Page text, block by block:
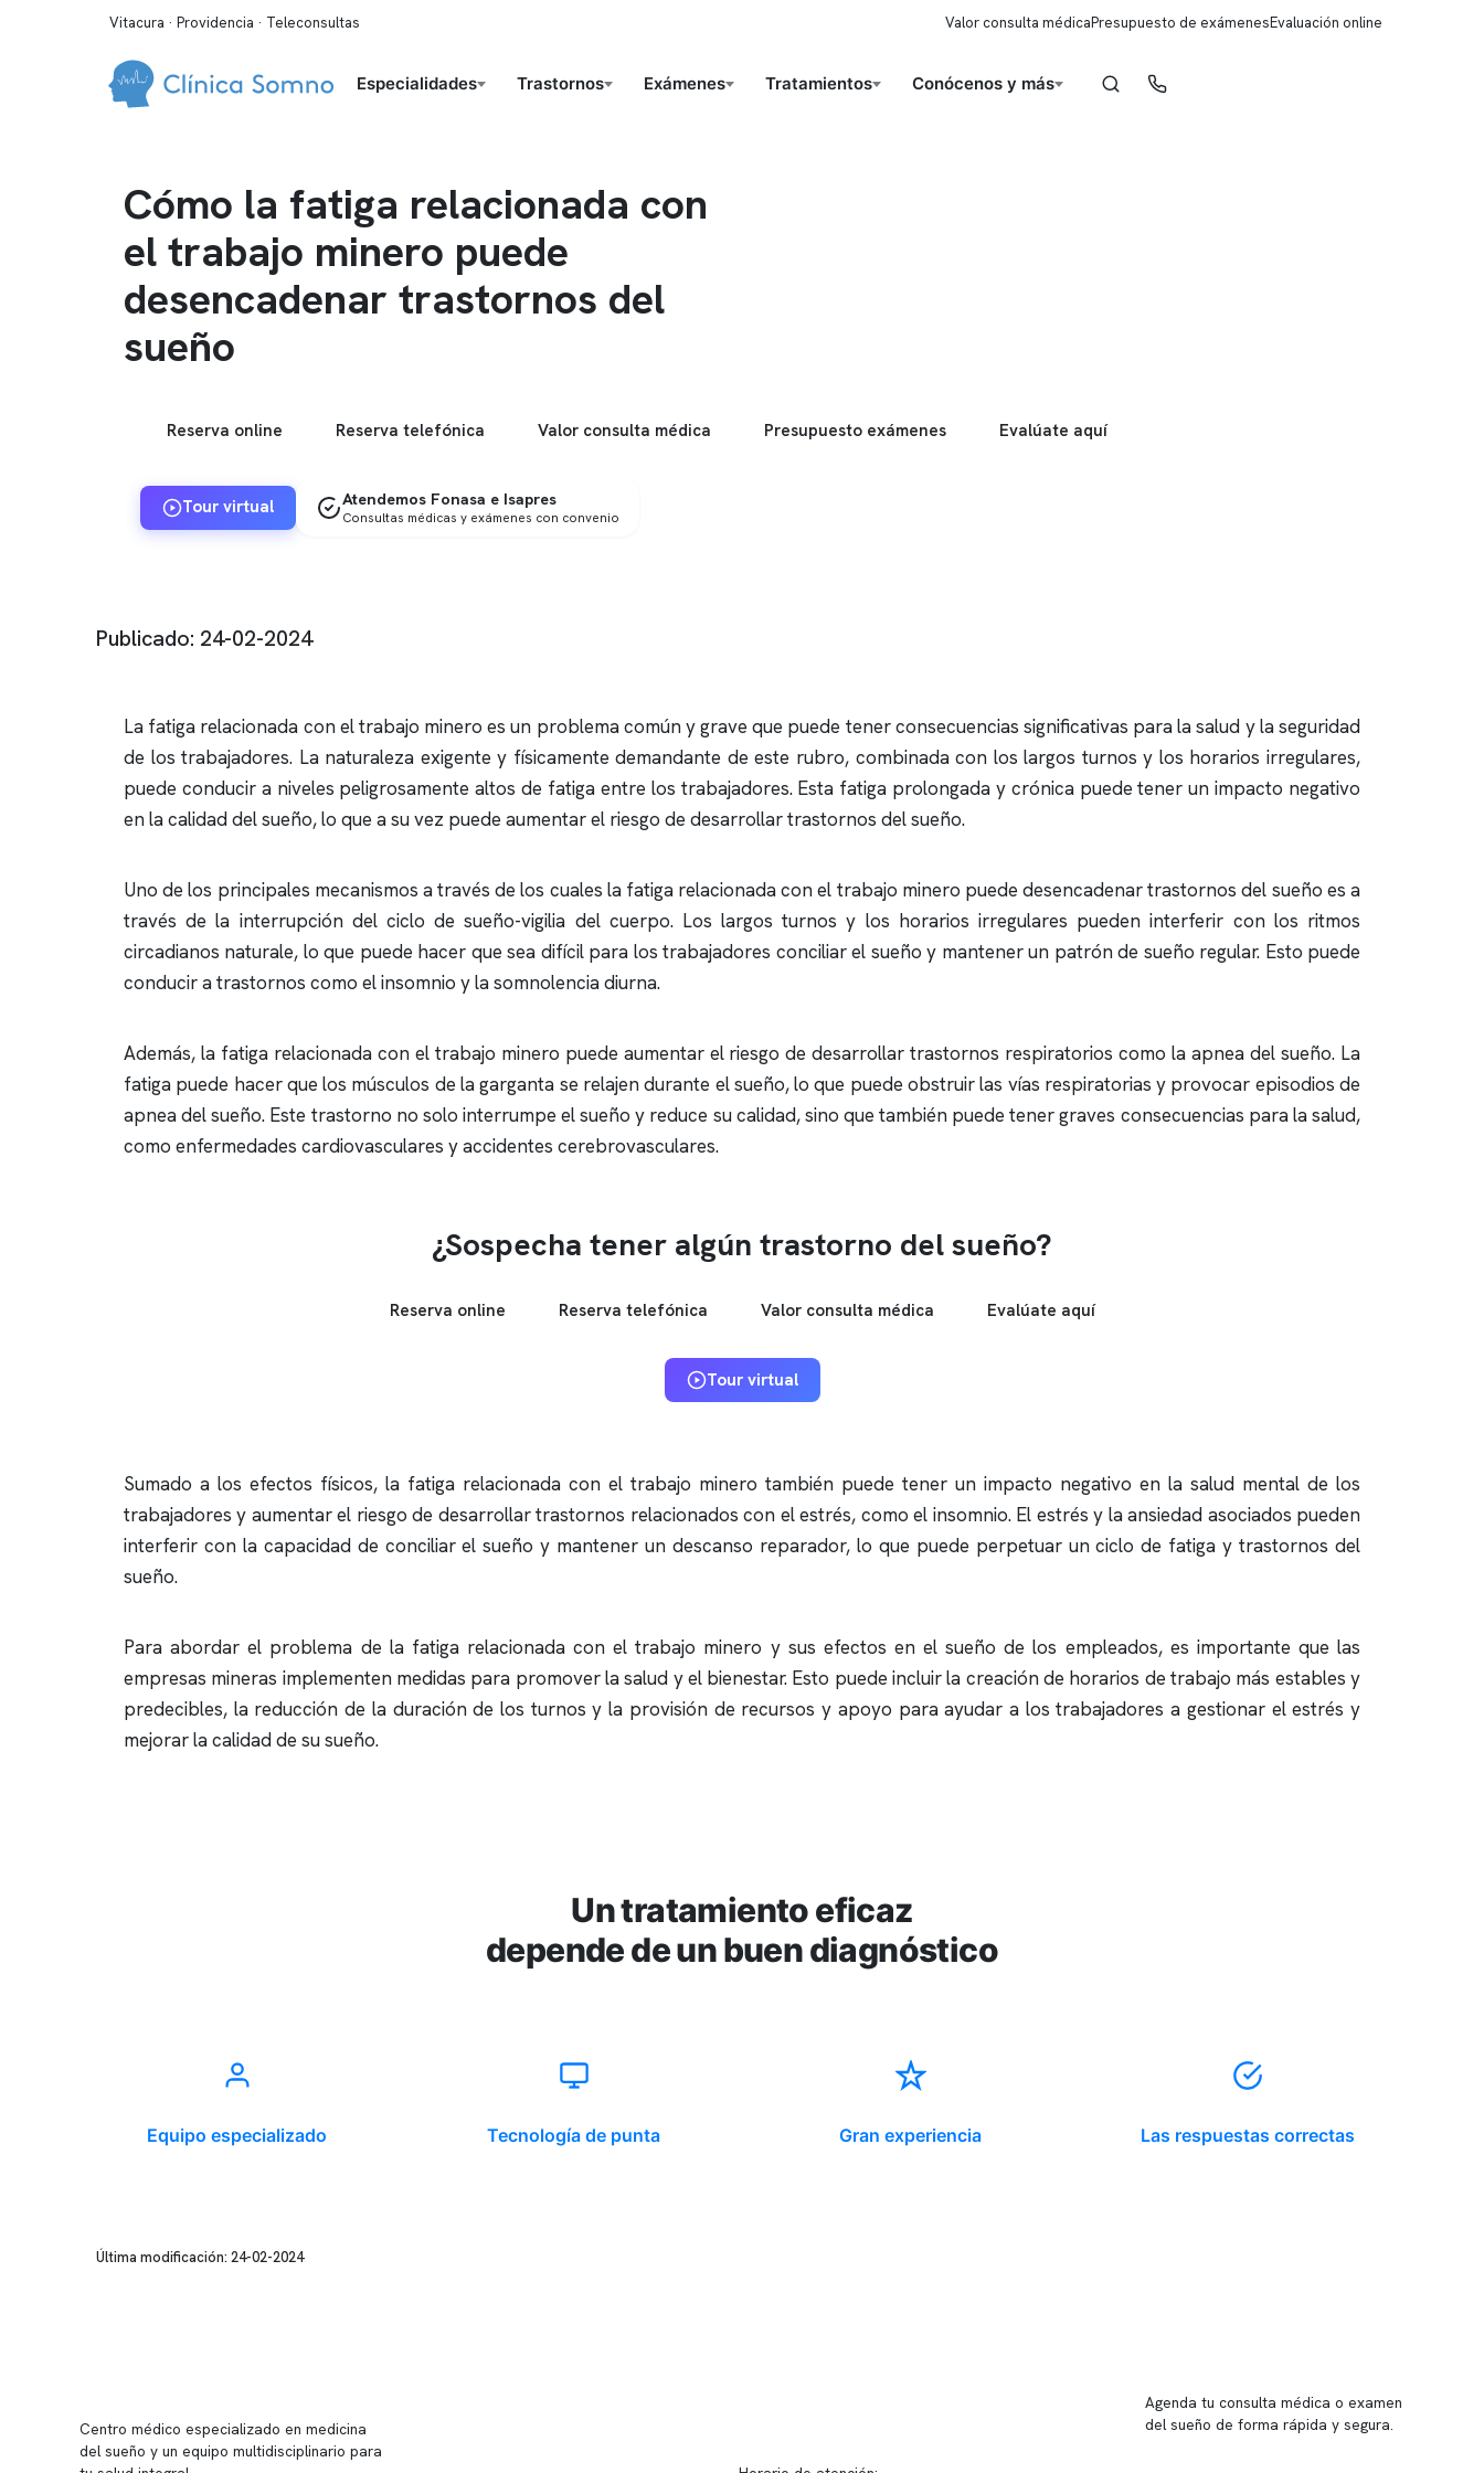
Vitacura · Providencia · Teleconsultas Valor consulta médicaPresupuesto de exámenesEvaluación online
Especialidades Trastornos Exámenes Tratamientos Conócenos y más
Cómo la fatiga relacionada con
el trabajo minero puede
desencadenar trastornos del
sueño
Reserva online Reserva telefónica Valor consulta médica Presupuesto exámenes Evalúate aquí
Tour virtual Atendemos Fonasa e Isapres
Consultas médicas y exámenes con convenio
Publicado: 24-02-2024
La fatiga relacionada con el trabajo minero es un problema común y grave que puede tener consecuencias significativas para la salud y la seguridad
de los trabajadores. La naturaleza exigente y físicamente demandante de este rubro, combinada con los largos turnos y los horarios irregulares,
puede conducir a niveles peligrosamente altos de fatiga entre los trabajadores. Esta fatiga prolongada y crónica puede tener un impacto negativo
en la calidad del sueño, lo que a su vez puede aumentar el riesgo de desarrollar trastornos del sueño.
Uno de los principales mecanismos a través de los cuales la fatiga relacionada con el trabajo minero puede desencadenar trastornos del sueño es a
través de la interrupción del ciclo de sueño-vigilia del cuerpo. Los largos turnos y los horarios irregulares pueden interferir con los ritmos
circadianos naturale, lo que puede hacer que sea difícil para los trabajadores conciliar el sueño y mantener un patrón de sueño regular. Esto puede
conducir a trastornos como elinsomnio y la somnolencia diurna.
Además, la fatiga relacionada con el trabajo minero puede aumentar el riesgo de desarrollar trastornos respiratorios como laapnea del sueño. La
fatiga puede hacer que los músculos de la garganta se relajen durante el sueño, lo que puede obstruir las vías respiratorias y provocar episodios de
apnea del sueño. Este trastorno no solo interrumpe el sueño y reduce su calidad, sino que también puede tener graves consecuencias para la salud,
como enfermedades cardiovasculares y accidentes cerebrovasculares.
¿Sospecha tener algún trastorno del sueño?
Reserva online Reserva telefónica Valor consulta médica Evalúate aquí
Tour virtual
Sumado a los efectos físicos, la fatiga relacionada con el trabajo minero también puede tener un impacto negativo en la salud mental de los
trabajadores y aumentar el riesgo de desarrollar trastornos relacionados con el estrés, como el insomnio. El estrés y la ansiedad asociados pueden
interferir con la capacidad de conciliar el sueño y mantener un descanso reparador, lo que puede perpetuar un ciclo de fatiga y trastornos del
sueño.
Para abordar el problema de la fatiga relacionada con el trabajo minero y sus efectos en el sueño de los empleados, es importante que las
empresas mineras implementen medidas para promover la salud y el bienestar. Esto puede incluir la creación de horarios de trabajo más estables y
predecibles, la reducción de la duración de los turnos y la provisión de recursos y apoyo para ayudar a los trabajadores a gestionar el estrés y
mejorar la calidad de su sueño.
Un tratamiento eficaz
depende de un buen diagnóstico
Equipo especializado Tecnología de punta Gran experiencia Las respuestas correctas
Última modificación: 24-02-2024
Centro médico especializado en medicina
del sueño y un equipo multidisciplinario para
Agenda tu consulta médica o examen
del sueño de forma rápida y segura.